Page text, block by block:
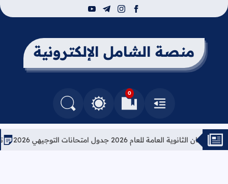
facebook
instagram
telegram
youtube
منصة الشامل الإلكترونية
القائمة
0
العلامات المرجعيةالتغيير بين الوضع النهاري والداكن
البحث في المدونة
العامة للعام 2026 جدول امتحانات التوجيهي 2026